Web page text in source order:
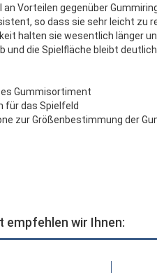
Vorteilen gegenüber
so dass sie sehr leicht zu
halten sie wesentlich länger
und die Spielfläche bleibt deutlich
Gummisortiment
für das Spielfeld
zur Größenbestimmung der
empfehlen wir Ihnen: